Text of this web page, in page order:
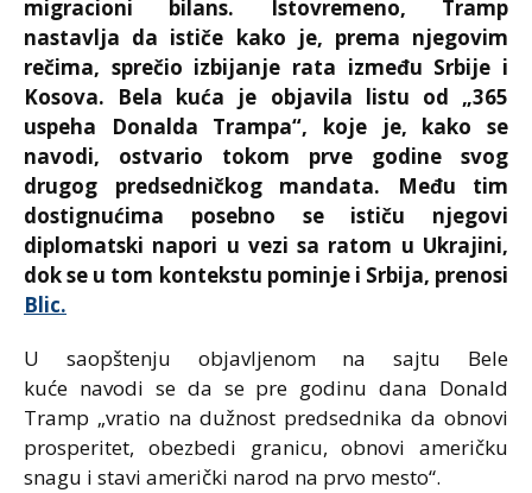
migracioni bilans. Istovremeno, Tramp
nastavlja da ističe kako je, prema njegovim
rečima, sprečio izbijanje rata između Srbije i
Kosova. Bela kuća je objavila listu od „365
uspeha Donalda Trampa“, koje je, kako se
navodi, ostvario tokom prve godine svog
drugog predsedničkog mandata. Među tim
dostignućima posebno se ističu njegovi
diplomatski napori u vezi sa ratom u Ukrajini,
dok se u tom kontekstu pominje i Srbija, prenosi
Blic.
U saopštenju objavljenom na sajtu Bele
kuće navodi se da se pre godinu dana Donald
Tramp „vratio na dužnost predsednika da obnovi
prosperitet, obezbedi granicu, obnovi američku
snagu i stavi američki narod na prvo mesto“.